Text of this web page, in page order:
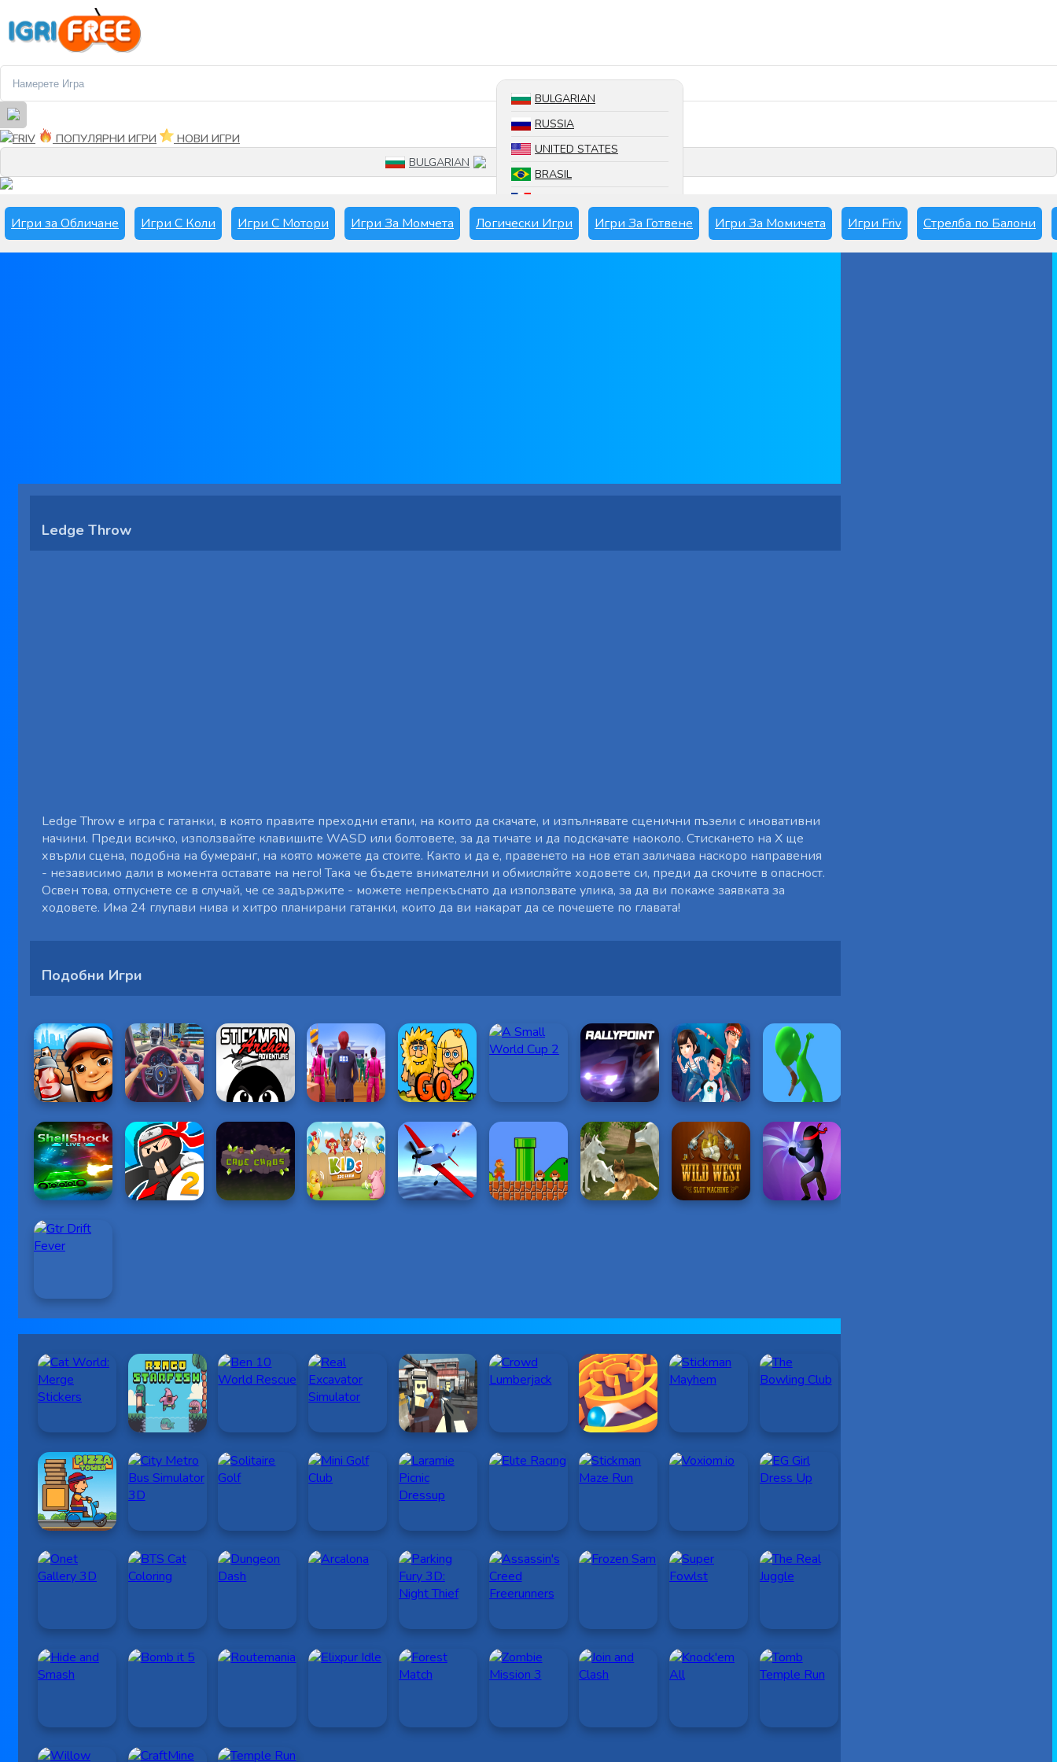
FRIV ПОПУЛЯРНИ ИГРИ
НОВИ ИГРИ
BULGARIAN
BULGARIAN
RUSSIA
UNITED STATES
BRASIL
SPAIN
Игри за Обличане Игри С Коли Игри С Мотори Игри За Момчета Логически Игри Игри За Готвене Игри За Момичета Игри Friv Стрелба по Балони
Ledge Throw
Ledge Throw е игра с гатанки, в която правите преходни етапи, на които да скачате, и изпълнявате сценични пъзели с иновативни
начини. Преди всичко, използвайте клавишите WASD или болтовете, за да тичате и да подскачате наоколо. Стискането на X ще
хвърли сцена, подобна на бумеранг, на която можете да стоите. Както и да е, правенето на нов етап заличава наскоро направения
- независимо дали в момента оставате на него! Така че бъдете внимателни и обмисляйте ходовете си, преди да скочите в опасност.
Освен това, отпуснете се в случай, че се задържите - можете непрекъснато да използвате улика, за да ви покаже заявката за
ходовете. Има 24 глупави нива и хитро планирани гатанки, които да ви накарат да се почешете по главата!
Подобни Игри
Играй сега